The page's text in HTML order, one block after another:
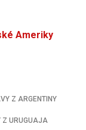
Ameriky
Z ARGENTINY
Z URUGUAJA